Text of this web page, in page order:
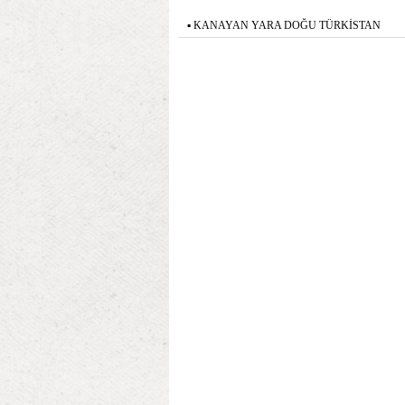
▪ KANAYAN YARA DOĞU TÜRKİSTAN